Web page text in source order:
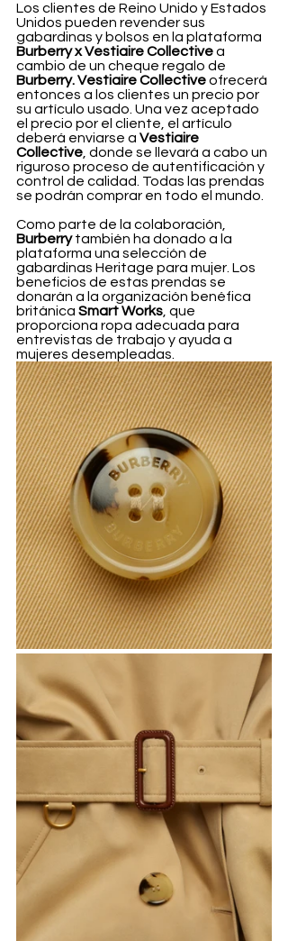
Los clientes de Reino Unido y Estados
Unidos pueden revender sus
gabardinas y bolsos en la plataforma
Burberry x Vestiaire Collective a
cambio de un cheque regalo de
Burberry. Vestiaire Collective ofrecerá
entonces a los clientes un precio por
su artículo usado. Una vez aceptado
el precio por el cliente, el artículo
deberá enviarse a Vestiaire
Collective , donde se llevará a cabo un
riguroso proceso de autentificación y
control de calidad. Todas las prendas
se podrán comprar en todo el mundo.
Como parte de la colaboración,
Burberry también ha donado a la
plataforma una selección de
gabardinas Heritage para mujer. Los
beneficios de estas prendas se
donarán a la organización benéfica
británica Smart Works , que
proporciona ropa adecuada para
entrevistas de trabajo y ayuda a
mujeres desempleadas.